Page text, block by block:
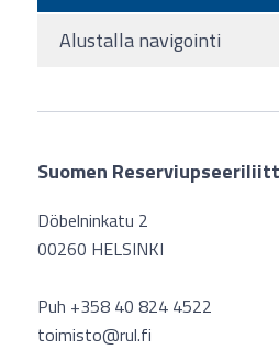
Alustalla navigointi
Suomen
Döbelninkatu 2
00260 HELSINKI
Puh +358 40 824 4522
toimisto@rul.fi